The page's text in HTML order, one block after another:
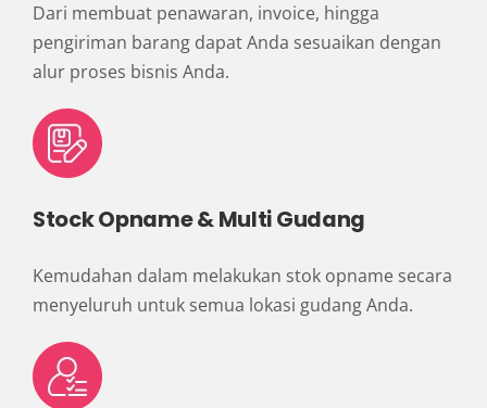
Dari membuat penawaran, invoice, hingga
pengiriman barang dapat Anda sesuaikan dengan
alur proses bisnis Anda.
Stock Opname & Multi Gudang
Kemudahan dalam melakukan stok opname secara
menyeluruh untuk semua lokasi gudang Anda.